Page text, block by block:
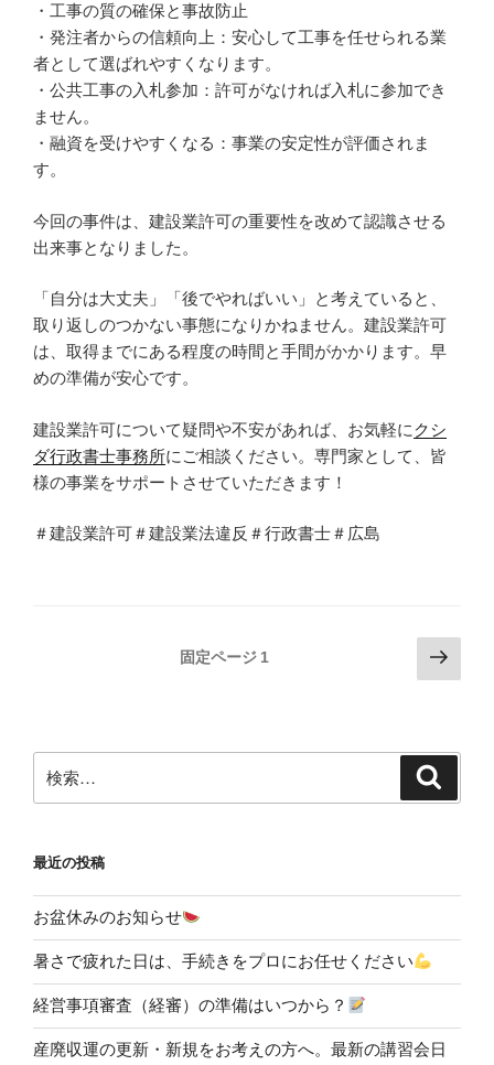
・工事の質の確保と事故防止
・発注者からの信頼向上：安心して工事を任せられる業
者として選ばれやすくなります。
・公共工事の入札参加：許可がなければ入札に参加でき
ません。
・融資を受けやすくなる：事業の安定性が評価されま
す。
今回の事件は、建設業許可の重要性を改めて認識させる
出来事となりました。
「自分は大丈夫」「後でやればいい」と考えていると、
取り返しのつかない事態になりかねません。建設業許可
は、取得までにある程度の時間と手間がかかります。早
めの準備が安心です。
建設業許可について疑問や不安があれば、お気軽に クシ
ダ行政書士事務所にご相談ください。専門家として、皆
様の事業をサポートさせていただきます！
＃建設業許可＃建設業法違反＃行政書士＃広島
ー
ジ
り
固定ページ 1
次
の
ジ
索:
最近の投稿
お盆休みのお知らせ
暑さで疲れた日は、手続きをプロにお任せください
経営事項審査（経審）の準備はいつから？
産廃収運の更新・新規をお考えの方へ。最新の講習会日